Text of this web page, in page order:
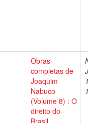
Obras
completas de
Joaquim
Nabuco
(Volume 8) : O
direito do
Brasil